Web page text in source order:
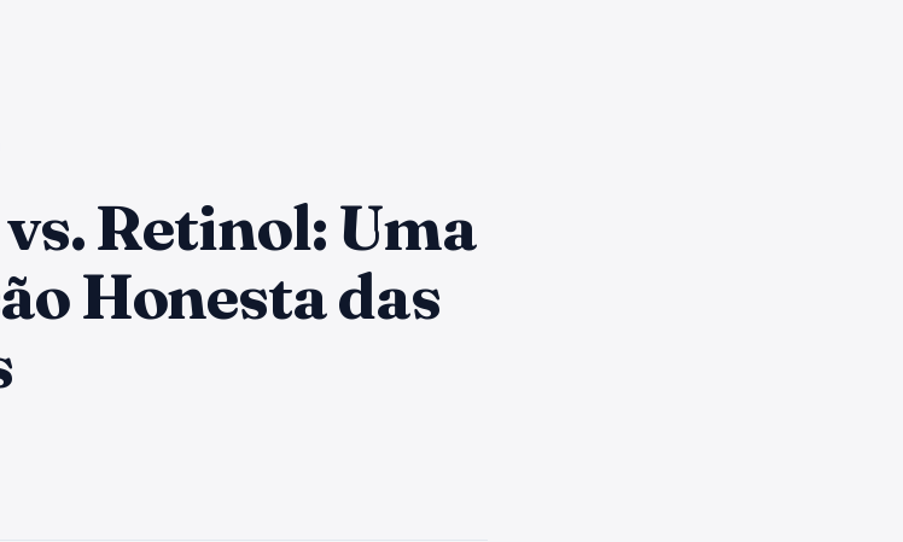
Retinol: Uma
Honesta das